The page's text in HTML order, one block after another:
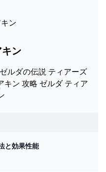
ン
ン
ルダの伝説 ティアーズ
ン 攻略 ゼルダ ティア
と効果性能